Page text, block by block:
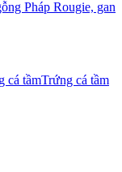
Trứng cá tầm